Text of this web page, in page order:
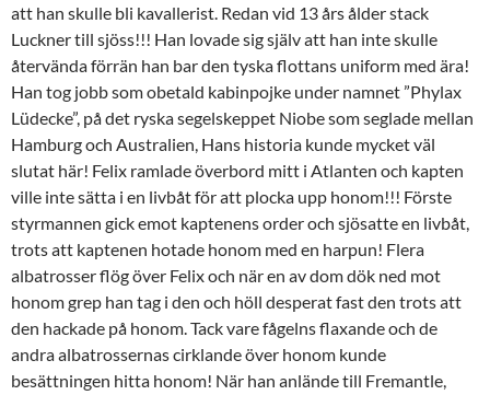
att han skulle bli kavallerist. Redan vid 13 års ålder stack
Luckner till sjöss!!! Han lovade sig själv att han inte skulle
återvända förrän han bar den tyska flottans uniform med ära!
Han tog jobb som obetald kabinpojke under namnet ”Phylax
Lüdecke”, på det ryska segelskeppet Niobe som seglade mellan
Hamburg och Australien, Hans historia kunde mycket väl
slutat här! Felix ramlade överbord mitt i Atlanten och kapten
ville inte sätta i en livbåt för att plocka upp honom!!! Förste
styrmannen gick emot kaptenens order och sjösatte en livbåt,
trots att kaptenen hotade honom med en harpun! Flera
albatrosser flög över Felix och när en av dom dök ned mot
honom grep han tag i den och höll desperat fast den trots att
den hackade på honom. Tack vare fågelns flaxande och de
andra albatrossernas cirklande över honom kunde
besättningen hitta honom! När han anlände till Fremantle,